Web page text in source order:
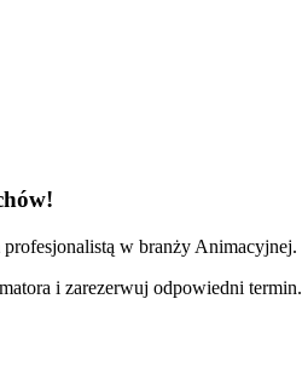
w branży Animacyjnej.
i zarezerwuj odpowiedni termin.